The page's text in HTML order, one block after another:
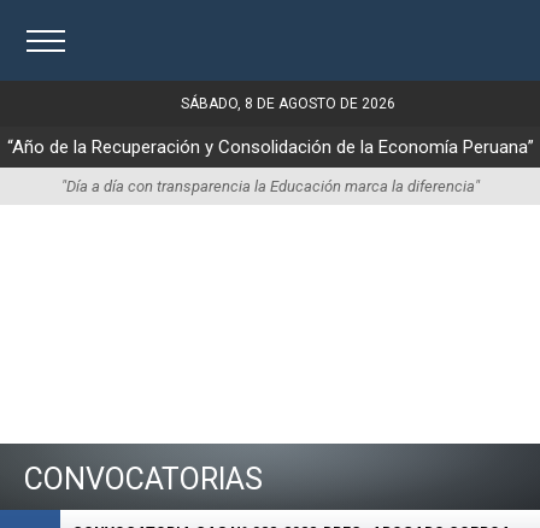
SÁBADO, 8 DE AGOSTO DE 2026
“Año de la Recuperación y Consolidación de la Economía Peruana”
"Día a día con transparencia la Educación marca la diferencia"
CONVOCATORIAS